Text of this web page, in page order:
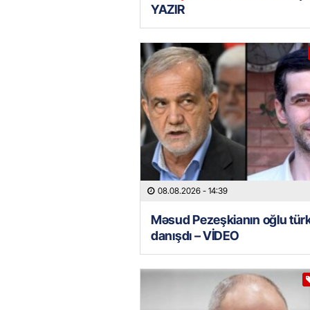
YAZIR
08.08.2026 - 14:39
Məsud Pezeşkianın oğlu
danışdı – VİDEO